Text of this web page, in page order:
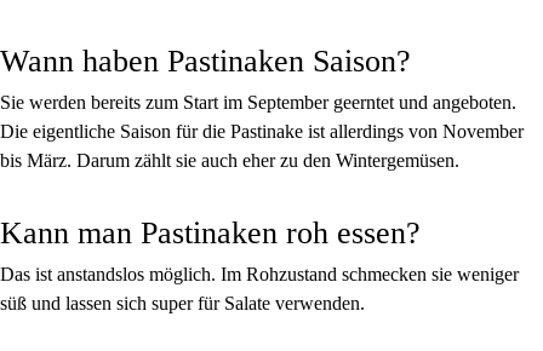
Wann haben Pastinaken Saison?
Sie werden bereits zum Start im September geerntet und angeboten.
Die eigentliche Saison für die Pastinake ist allerdings von November
bis März. Darum zählt sie auch eher zu den Wintergemüsen.
Kann man Pastinaken roh essen?
Das ist anstandslos möglich. Im Rohzustand schmecken sie weniger
süß und lassen sich super für Salate verwenden.